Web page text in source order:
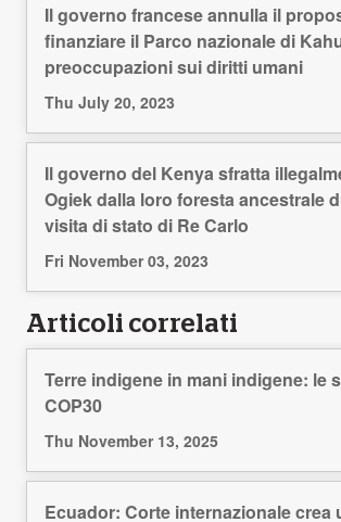
Il governo francese annulla il
finanziare il Parco nazionale di
preoccupazioni sui diritti umani
Thu July 20, 2023
Il governo del Kenya sfratta
Ogiek dalla loro foresta ancestrale
visita di stato di Re Carlo
Fri November 03, 2023
Articoli correlati
Terre indigene in mani indigene: le
COP30
Thu November 13, 2025
Ecuador: Corte internazionale crea